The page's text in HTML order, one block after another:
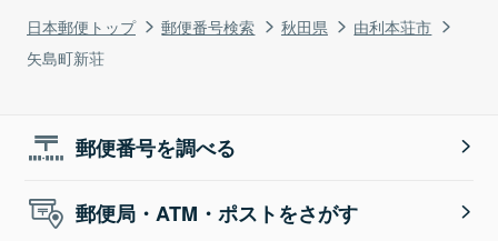
日本郵便トップ 郵便番号検索 秋田県
由利本荘市
矢島町新荘
郵便番号を調べる
郵便局・ATM・ポストをさがす